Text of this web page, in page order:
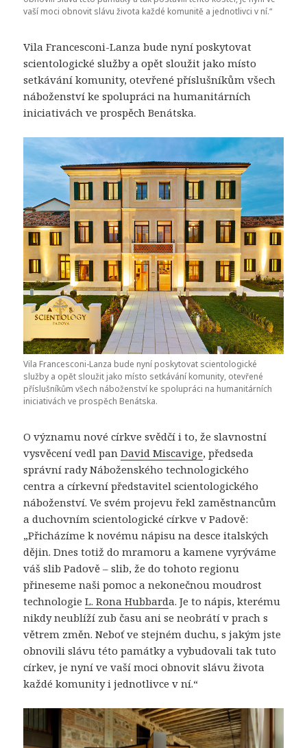
vaší moci obnovit slávu života každé komunitě a jednotlivci v ní.“
Vila Francesconi-Lanza bude nyní poskytovat
scientologické služby a opět sloužit jako místo
setkávání komunity, otevřené příslušníkům všech
náboženství ke spolupráci na humanitárních
iniciativách ve prospěch Benátska.
Vila Francesconi-Lanza bude nyní poskytovat scientologické
služby a opět sloužit jako místo setkávání komunity, otevřené
příslušníkům všech náboženství ke spolupráci na humanitárních
iniciativách ve prospěch Benátska.
O významu nové církve svědčí i to, že slavnostní
vysvěcení vedl panDavid Miscavige, předseda
správní rady Náboženského technologického
centra a církevní představitel scientologického
náboženství. Ve svém projevu řekl zaměstnancům
a duchovním scientologické církve v Padově:
„Přicházíme k novému nápisu na desce italských
dějin. Dnes totiž do mramoru a kamene vyrýváme
váš slib Padově – slib, že do tohoto regionu
přineseme naši pomoc a nekonečnou moudrost
technologieL. Rona Hubbarda. Je to nápis, kterému
nikdy neublíží zub času ani se neobrátí v prach s
větrem změn. Neboť ve stejném duchu, s jakým jste
obnovili slávu této památky a vybudovali tak tuto
církev, je nyní ve vaší moci obnovit slávu života
každé komunity i jednotlivce v ní.“